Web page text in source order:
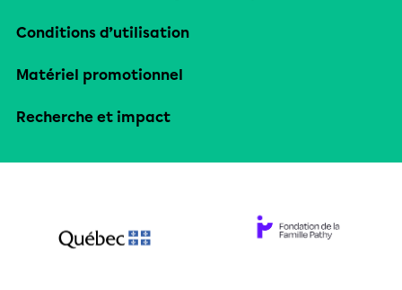
Conditions d’utilisation
Matériel promotionnel
Recherche et impact